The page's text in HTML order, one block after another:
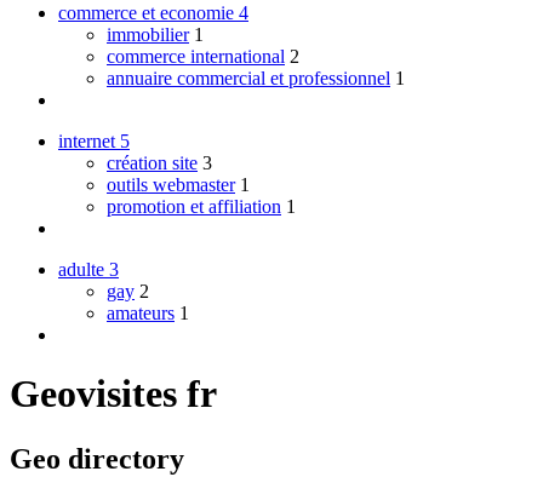
commerce et economie 4
immobilier 1
commerce international 2
annuaire commercial et professionnel 1
internet 5
création site 3
outils webmaster 1
promotion et affiliation 1
adulte 3
gay 2
amateurs 1
Geovisites fr
Geo directory